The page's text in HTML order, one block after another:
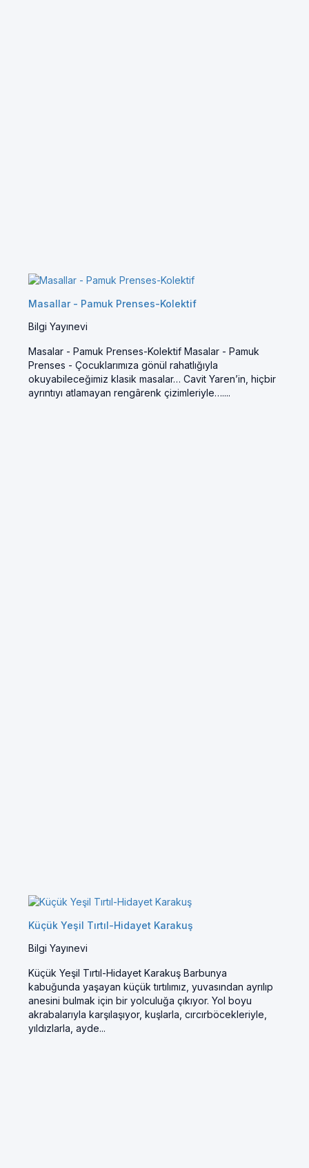
Masallar - Pamuk Prenses-Kolektif
Bilgi Yayınevi
Masalar - Pamuk Prenses-Kolektif Masalar - Pamuk
Prenses - Çocuklarımıza gönül rahatlığıyla
okuyabileceğimiz klasik masalar… Cavit Yaren’in, hiçbir
ayrıntıyı atlamayan rengârenk çizimleriyle…....
Küçük Yeşil Tırtıl-Hidayet Karakuş
Bilgi Yayınevi
Küçük Yeşil Tırtıl-Hidayet Karakuş Barbunya
kabuğunda yaşayan küçük tırtılımız, yuvasından ayrılıp
anesini bulmak için bir yolculuğa çıkıyor. Yol boyu
akrabalarıyla karşılaşıyor, kuşlarla, cırcırböcekleriyle,
yıldızlarla, ayde...